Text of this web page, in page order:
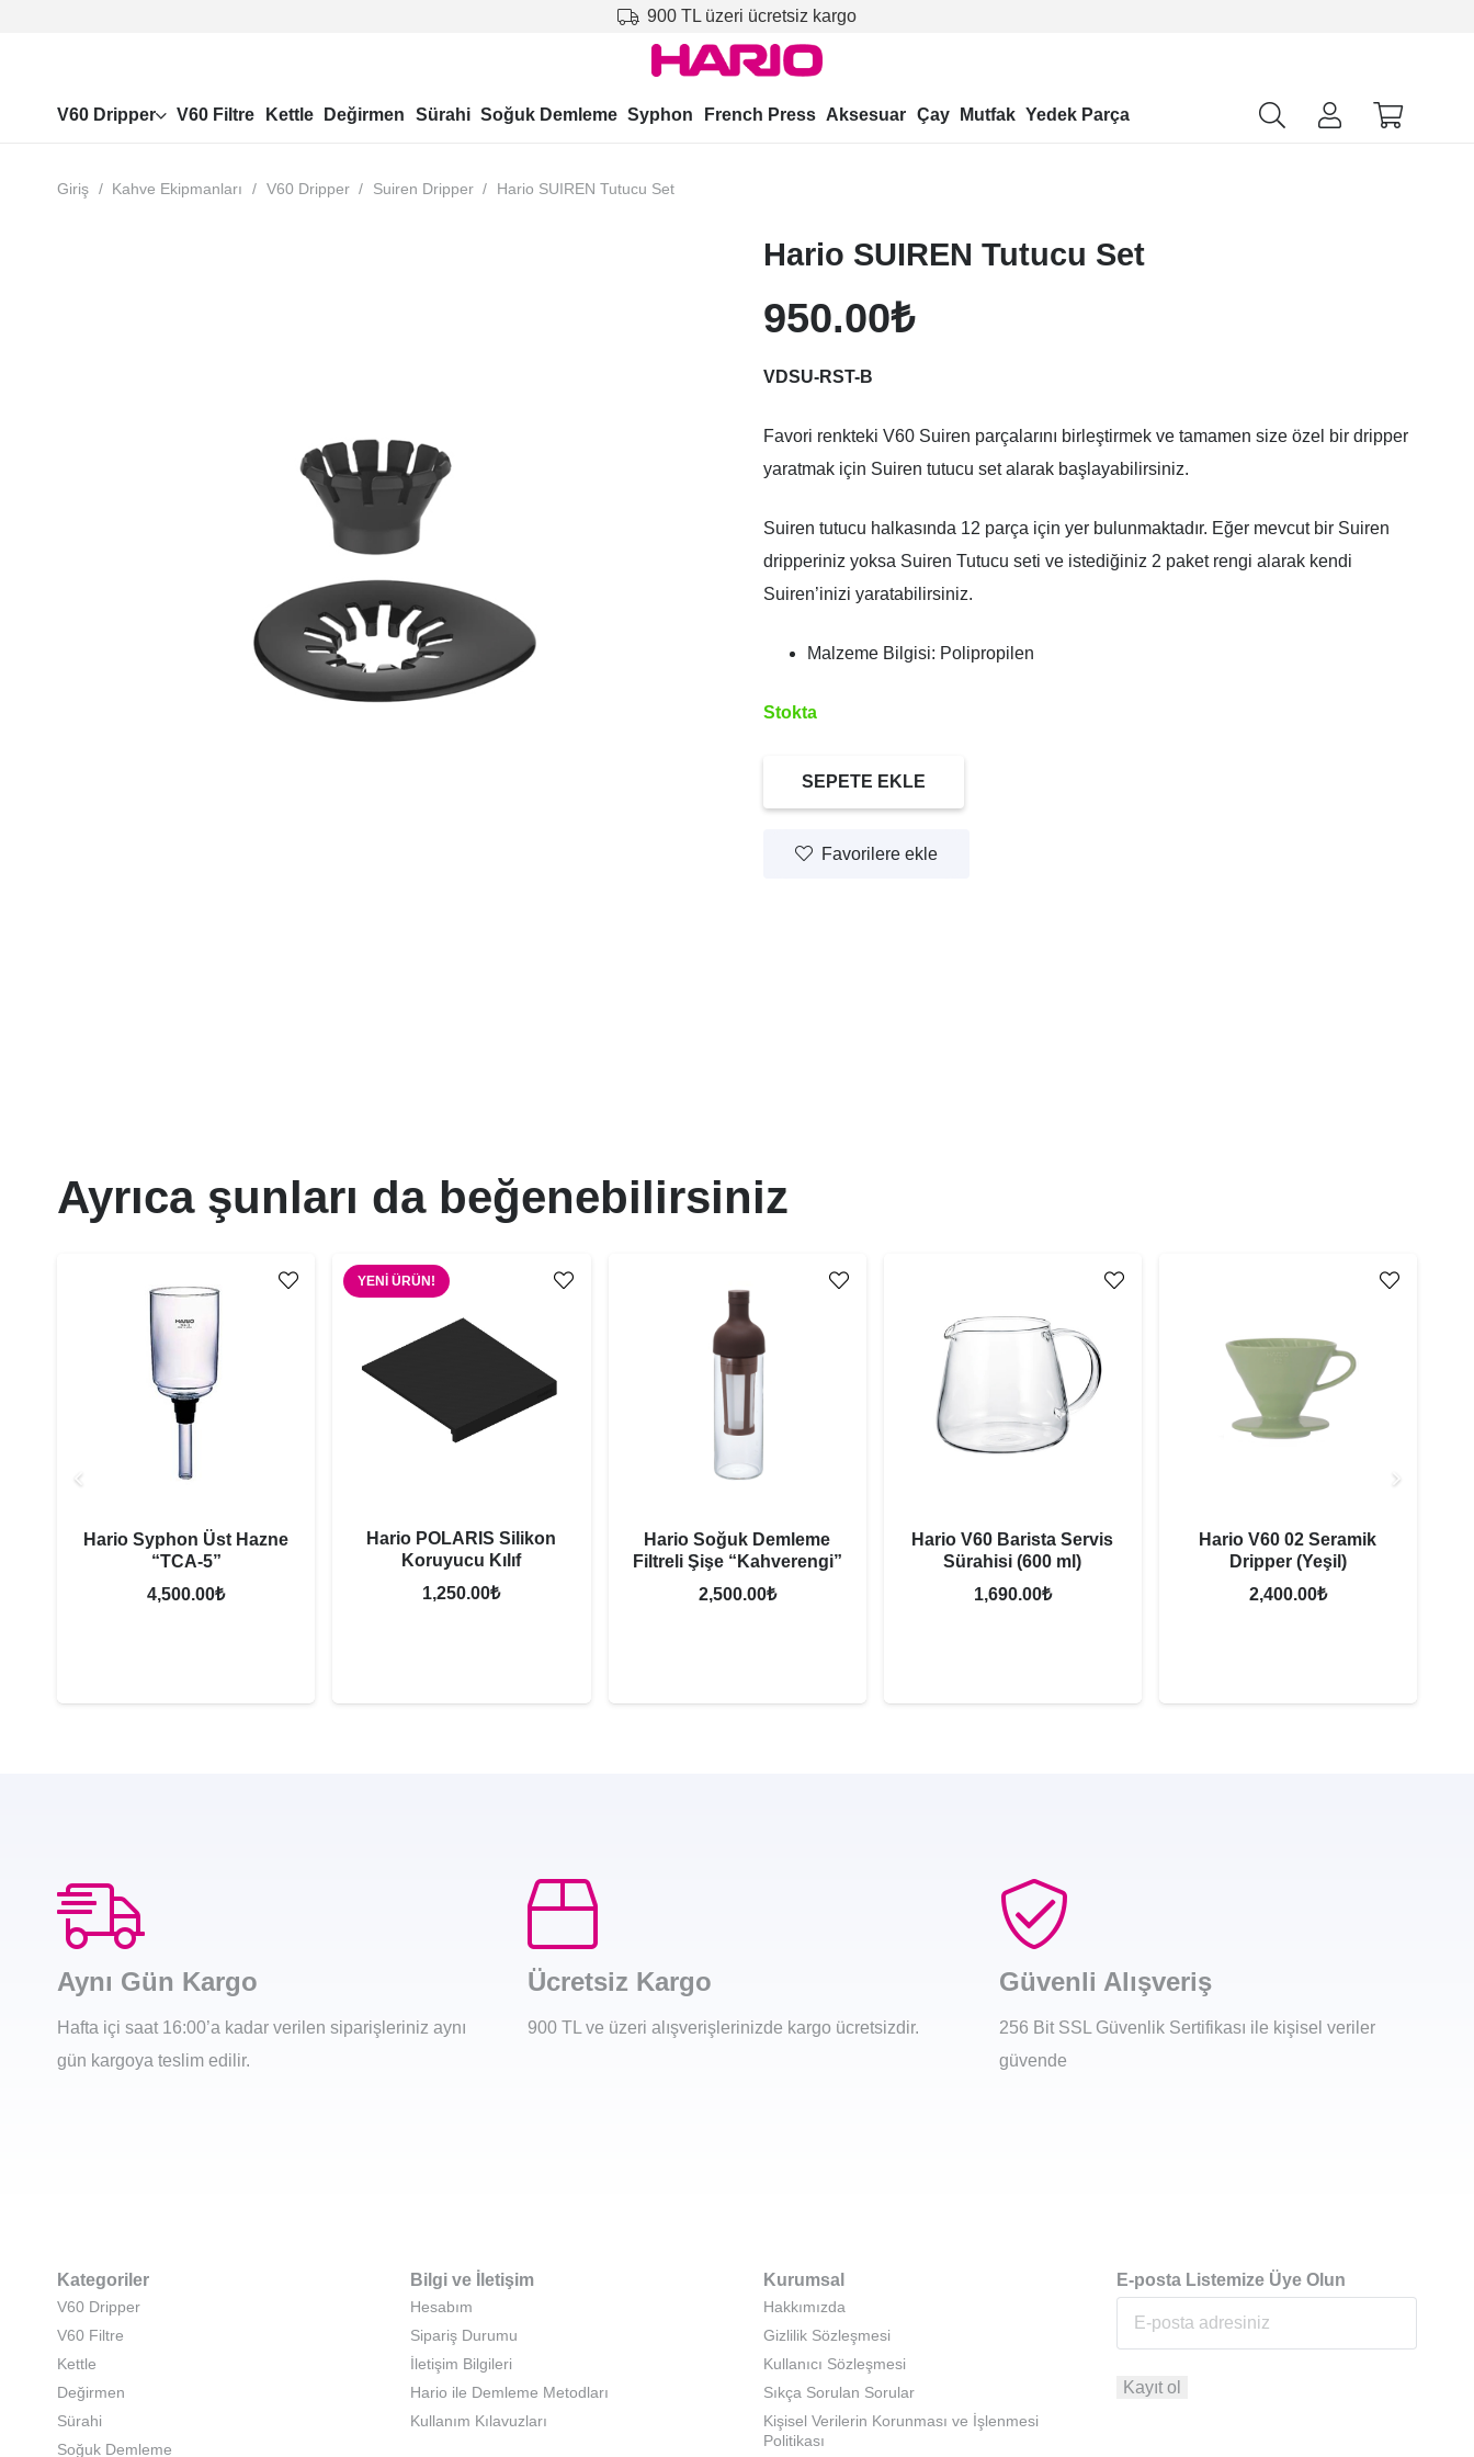
900 TL üzeri ücretsiz kargo
V60 Dripper V60 Filtre Kettle Değirmen Sürahi Soğuk Demleme Syphon French Press Aksesuar Çay Mutfak Yedek Parça
Giriş / Kahve Ekipmanları / V60 Dripper / Suiren Dripper / Hario SUIREN Tutucu Set
Hario SUIREN Tutucu Set
950.00₺
VDSU-RST-B
Favori renkteki V60 Suiren parçalarını birleştirmek ve tamamen size özel bir dripper
yaratmak için Suiren tutucu set alarak başlayabilirsiniz.
Suiren tutucu halkasında 12 parça için yer bulunmaktadır. Eğer mevcut bir Suiren
dripperiniz yoksa Suiren Tutucu seti ve istediğiniz 2 paket rengi alarak kendi
Suiren’inizi yaratabilirsiniz.
Malzeme Bilgisi: Polipropilen
Stokta
Tutucu
SEPETE EKLE
Favorilere ekle
Ayrıca şunları da beğenebilirsiniz
Hario Syphon Üst Hazne
“TCA-5”
4,500.00₺
YENI ÜRÜN!
Hario POLARIS Silikon
Koruyucu Kılıf
1,250.00₺
Hario Soğuk Demleme
Filtreli Şişe “Kahverengi”
2,500.00₺
Hario V60 Barista Servis
Sürahisi (600 ml)
1,690.00₺
Hario V60 02 Seramik
Dripper (Yeşil)
2,400.00₺
Aynı Gün Kargo
Hafta içi saat 16:00’a kadar verilen siparişleriniz aynı
gün kargoya teslim edilir.
Ücretsiz Kargo
900 TL ve üzeri alışverişlerinizde kargo ücretsizdir.
Güvenli Alışveriş
256 Bit SSL Güvenlik Sertifikası ile kişisel veriler
güvende
Kategoriler
V60 Dripper
V60 Filtre
Kettle
Değirmen
Sürahi
Soğuk Demleme
Bilgi ve İletişim
Hesabım
Sipariş Durumu
İletişim Bilgileri
Hario ile Demleme Metodları
Kullanım Kılavuzları
Kurumsal
Hakkımızda
Gizlilik Sözleşmesi
Kullanıcı Sözleşmesi
Sıkça Sorulan Sorular
Kişisel Verilerin Korunması ve İşlenmesi
Politikası
E-posta Listemize Üye Olun